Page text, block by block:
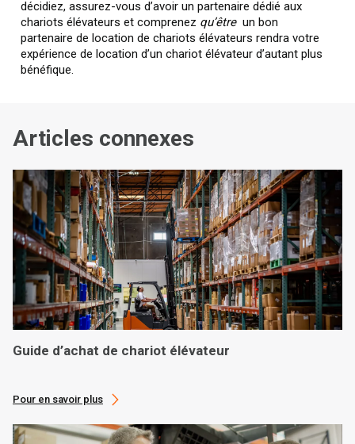
décidiez, assurez-vous d’avoir un partenaire dédié aux
chariots élévateurs et comprenez qu’êtreun bon
partenaire de location de chariots élévateurs rendra votre
expérience de location d’un chariot élévateur d’autant plus
bénéfique.
Articles connexes
Guide d’achat de chariot élévateur
Pour en savoir plus